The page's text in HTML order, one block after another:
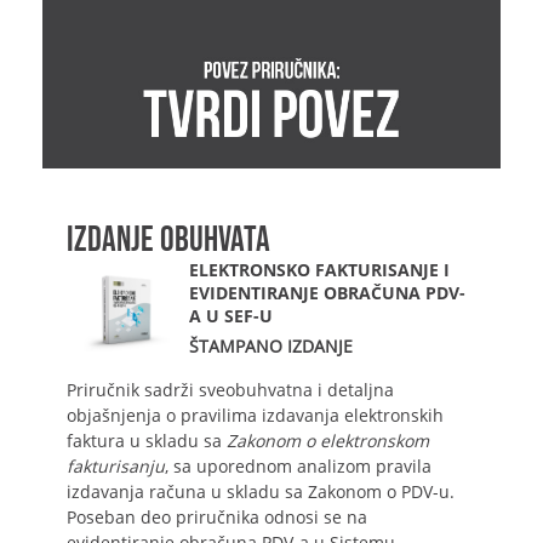
IZDANJE OBUHVATA
ELEKTRONSKO FAKTURISANJE I
EVIDENTIRANJE OBRAČUNA PDV-
A U SEF-U
ŠTAMPANO IZDANJE
Priručnik sadrži sveobuhvatna i detaljna
objašnjenja o pravilima izdavanja elektronskih
faktura u skladu sa Zakonom o elektronskom
fakturisanju, sa uporednom analizom pravila
izdavanja računa u skladu sa Zakonom o PDV-u.
Poseban deo priručnika odnosi se na